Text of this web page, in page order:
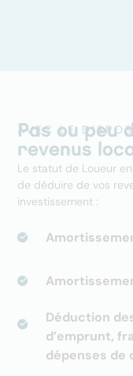
AVEC LE
Pas ou peu
revenus
Le statut de Loueur
de déduire de vos
investissement :
Déduction
d’emprunt,
dépenses